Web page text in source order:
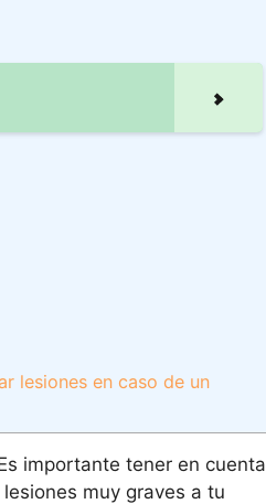
lesiones en caso de un
importante tener en cuenta
muy graves a tu